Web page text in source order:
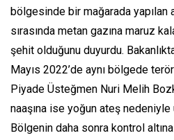
bölgesinde bir mağarada yapılan
sırasında metan gazına maruz
şehit olduğunu duyurdu.
Mayıs 2022’de aynı bölgede
Piyade Üsteğmen Nuri Melih
naaşına ise yoğun ateş nedeniyle
Bölgenin daha sonra kontrol